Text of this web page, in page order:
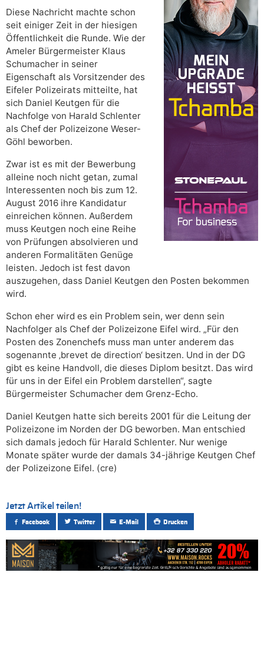
Diese Nachricht machte schon
seit einiger Zeit in der hiesigen
Öffentlichkeit die Runde. Wie der
Ameler Bürgermeister Klaus
Schumacher in seiner
Eigenschaft als Vorsitzender des
Eifeler Polizeirats mitteilte, hat
sich Daniel Keutgen für die
Nachfolge von Harald Schlenter
als Chef der Polizeizone Weser-
Göhl beworben.
Zwar ist es mit der Bewerbung
alleine noch nicht getan, zumal
Interessenten noch bis zum 12.
August 2016 ihre Kandidatur
einreichen können. Außerdem
muss Keutgen noch eine Reihe
von Prüfungen absolvieren und
anderen Formalitäten Genüge
leisten. Jedoch ist fest davon
auszugehen, dass Daniel Keutgen den Posten bekommen
wird.
Schon eher wird es ein Problem sein, wer denn sein
Nachfolger als Chef der Polizeizone Eifel wird. „Für den
Posten des Zonenchefs muss man unter anderem das
sogenannte ‚brevet de direction‘ besitzen. Und in der DG
gibt es keine Handvoll, die dieses Diplom besitzt. Das wird
für uns in der Eifel ein Problem darstellen“, sagte
Bürgermeister Schumacher dem Grenz-Echo.
Daniel Keutgen hatte sich bereits 2001 für die Leitung der
Polizeizone im Norden der DG beworben. Man entschied
sich damals jedoch für Harald Schlenter. Nur wenige
Monate später wurde der damals 34-jährige Keutgen Chef
der Polizeizone Eifel. (cre)
Jetzt Artikel teilen!
Facebook Twitter E-Mail Drucken